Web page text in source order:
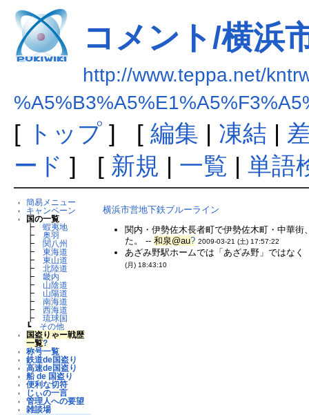
コメント/横浜
http://www.teppa.net/
[ トップ] [ 編集 | 凍結 |
ード ] [ 新規 | 一覧 | 単語
簡易メニュー
キャンペーン
国の一覧
┣蝦夷地
┣奥羽
┣ 関八州
┣東海道
┣東山道
┣北陸道
┣畿内
┣ 山陰道
┣ 山陽道
┣南海道
┣西海道
┣琉球国
┗ その他
国盗りゃー戦歴
一覧?
称号一覧
鉄道de国盗り
高速de国盗り
船 de 国盗り
便利な切符
じぃの一言
管理人への要望
雑談場
横浜市営地下鉄ブルーライン
関内・伊勢佐木長者町で伊勢佐木町・中華
た。 --和泉@au? 2009-03-21 (土) 17:57:22
あざみ野駅ホームでは「あざみ野」ではな
(月) 18:43:10